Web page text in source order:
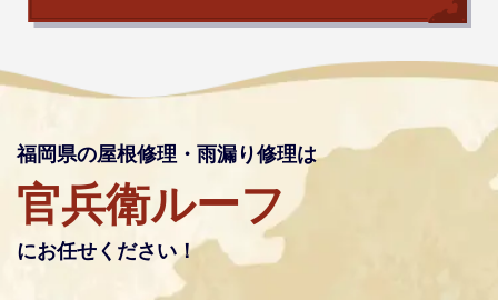
福岡県の屋根修理・雨漏り修理は
官兵衛ルーフ
にお任せください！